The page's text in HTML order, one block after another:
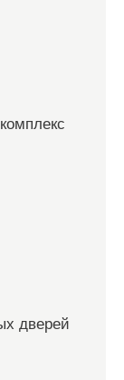
дверей